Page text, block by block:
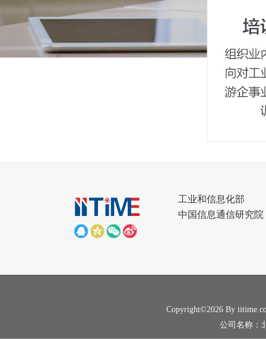
工业和信息化部
中国信息通信研究院
Copyright©2026 By
公司名称：